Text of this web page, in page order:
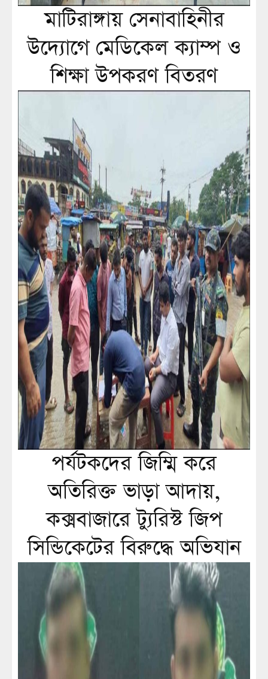
মাটিরাঙ্গায় সেনাবাহিনীর
উদ্যোগে মেডিকেল ক্যাম্প ও
শিক্ষা উপকরণ বিতরণ
পর্যটকদের জিম্মি করে
অতিরিক্ত ভাড়া আদায়,
কক্সবাজারে ট্যুরিস্ট জিপ
সিন্ডিকেটের বিরুদ্ধে অভিযান